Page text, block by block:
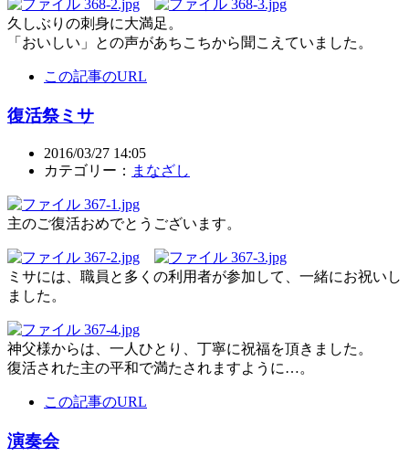
久しぶりの刺身に大満足。
「おいしい」との声があちこちから聞こえていました。
この記事のURL
復活祭ミサ
2016/03/27 14:05
カテゴリー： まなざし
主のご復活おめでとうございます。
ミサには、職員と多くの利用者が参加して、一緒にお祝いし
ました。
神父様からは、一人ひとり、丁寧に祝福を頂きました。
復活された主の平和で満たされますように…。
この記事のURL
演奏会